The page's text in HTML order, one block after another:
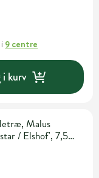
i 9 centre
kurv
Malus
/ Elshof', 7,5